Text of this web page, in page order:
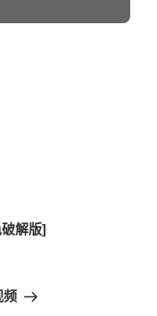
解版]